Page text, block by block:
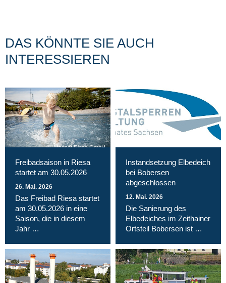
DAS KÖNNTE SIE AUCH
INTERESSIEREN
Magnet Riesa GmbH
Freibadsaison in Riesa
startet am 30.05.2026
26. Mai. 2026
Das Freibad Riesa startet
am 30.05.2026 in eine
Saison, die in diesem
Jahr …
Instandsetzung Elbedeich
bei Bobersen
abgeschlossen
12. Mai. 2026
Die Sanierung des
Elbedeiches im Zeithainer
Ortsteil Bobersen ist …